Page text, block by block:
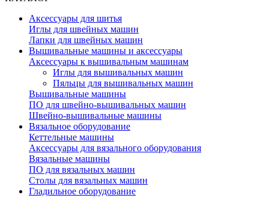
Аксессуары для шитья
Иглы для швейных машин
Лапки для швейных машин
Вышивальные машины и аксессуары
Аксессуары к вышивальным машинам
Иглы для вышивальных машин
Пяльцы для вышивальных машин
Вышивальные машины
ПО для швейно-вышивальных машин
Швейно-вышивальные машины
Вязальное оборудование
Кеттельные машины
Аксессуары для вязального оборудования
Вязальные машины
ПО для вязальных машин
Столы для вязальных машин
Гладильное оборудование